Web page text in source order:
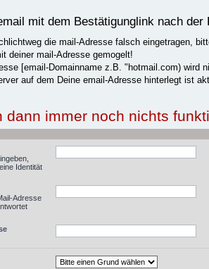
mit dem Bestätigunglink nach
die mail-Adresse falsch eingetragen,
deiner mail-Adresse gemogelt!
[email-Domainname z.B. "hotmail.com) wird
auf dem Deine email-Adresse hinterlegt ist
dann immer noch nichts
Identität
Adresse